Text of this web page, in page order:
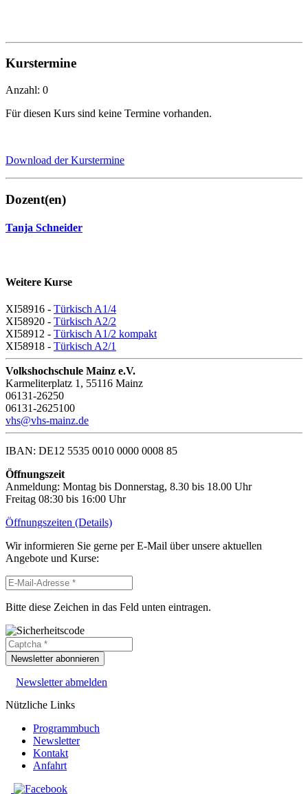
Kurstermine
Anzahl: 0
Für diesen Kurs sind keine Termine vorhanden.
Download der Kurstermine
Dozent(en)
Tanja Schneider
Weitere Kurse
XI58916 - Türkisch A1/4
XI58920 - Türkisch A2/2
XI58912 - Türkisch A1/2 kompakt
XI58918 - Türkisch A2/1
Volkshochschule Mainz e.V.
Karmeliterplatz 1, 55116 Mainz
06131-26250
06131-2625100
vhs@vhs-mainz.de
IBAN: DE12 5535 0010 0000 0008 85
Öffnungszeit
Anmeldung: Montag bis Donnerstag, 8.30 bis 18.00 Uhr
Freitag 08:30 bis 16:00 Uhr
Öffnungszeiten (Details)
Wir informieren Sie gerne per E-Mail über unsere aktuellen
Angebote und Kurse:
Bitte diese Zeichen in das Feld unten eintragen.
Newsletter abonnieren
Newsletter abmelden
Nützliche Links
Programmbuch
Newsletter
Kontakt
Anfahrt